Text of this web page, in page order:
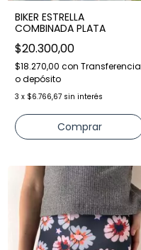
BIKER ESTRELLA
COMBINADA PLATA
$20.300,00
$18.270,00 con Transferencia
o depósito
3 x $6.766,67 sin interés
Comprar